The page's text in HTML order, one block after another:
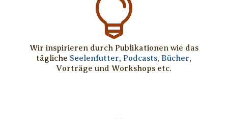

Wir inspirieren durch Publikationen wie das
tägliche Seelenfutter, Podcasts, Bücher,
Vorträge und Workshops etc.